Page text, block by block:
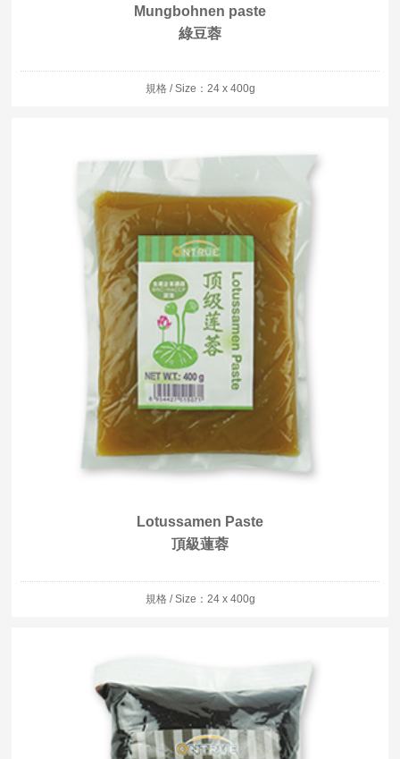
Mungbohnen paste
綠豆蓉
規格 / Size：24 x 400g
Lotussamen Paste
頂級蓮蓉
規格 / Size：24 x 400g